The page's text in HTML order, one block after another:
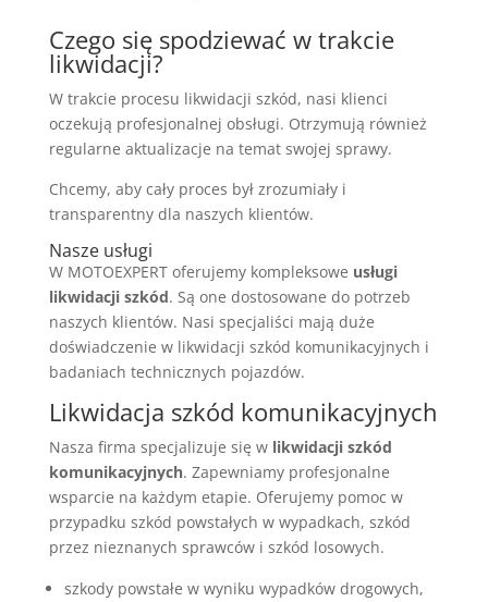
Czego się spodziewać w trakcie
likwidacji?
W trakcie procesu likwidacji szkód, nasi klienci
oczekują profesjonalnej obsługi. Otrzymują również
regularne aktualizacje na temat swojej sprawy.
Chcemy, aby cały proces był zrozumiały i
transparentny dla naszych klientów.
Nasze usługi
W MOTOEXPERT oferujemy kompleksowe usługi
likwidacji szkód. Są one dostosowane do potrzeb
naszych klientów. Nasi specjaliści mają duże
doświadczenie w likwidacji szkód komunikacyjnych i
badaniach technicznych pojazdów.
Likwidacja szkód komunikacyjnych
Nasza firma specjalizuje się w likwidacji szkód
komunikacyjnych. Zapewniamy profesjonalne
wsparcie na każdym etapie. Oferujemy pomoc w
przypadku szkód powstałych w wypadkach, szkód
przez nieznanych sprawców i szkód losowych.
szkody powstałe w wyniku wypadków drogowych,